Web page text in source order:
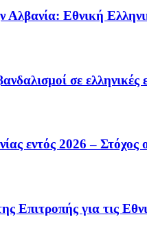
Αλβανία: Εθνική
σε ελληνικές
εντός 2026 – Στόχος
Επιτροπής για τις